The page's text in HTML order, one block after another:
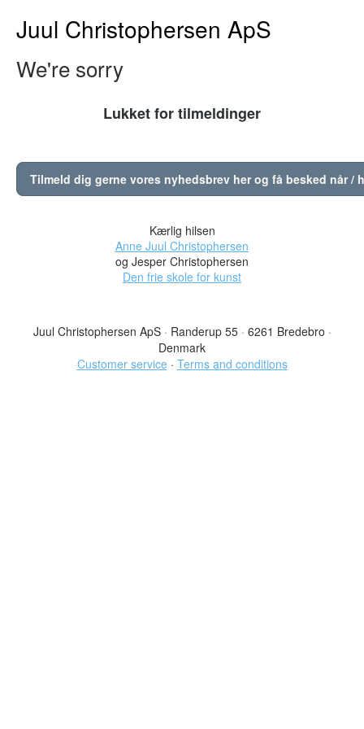
Juul Christophersen ApS
We're sorry
Lukket for tilmeldinger
Tilmeld dig gerne vores nyhedsbrev her og få besked når
Kærlig hilsen
Anne Juul Christophersen
og Jesper Christophersen
Den frie skole for kunst
Juul Christophersen ApS · Randerup 55· 6261 Bredebro ·
Denmark
Customer service · Terms and conditions